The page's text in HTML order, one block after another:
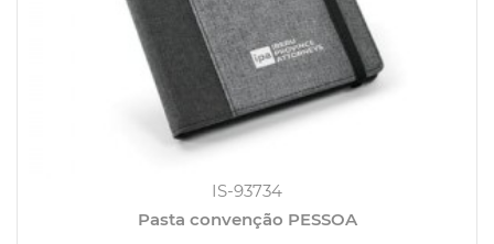
IS-93734
Pasta convenção PESSOA